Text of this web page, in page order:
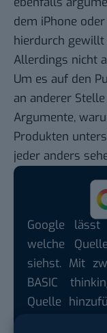
dem iPhone
hierdurch gewillt
Allerdings nicht
Um es auf den
an anderer
Argumente,
Produkten
jeder anders
Google
welche
siehst. Mit
BASIC
Quelle